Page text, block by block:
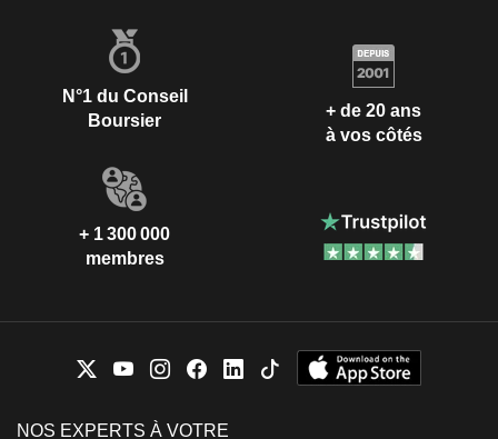
N°1 du Conseil
Boursier
+ de 20 ans
à vos côtés
+ 1 300 000
membres
NOS EXPERTS À VOTRE